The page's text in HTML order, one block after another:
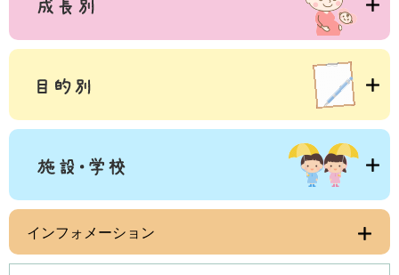
インフォメーション